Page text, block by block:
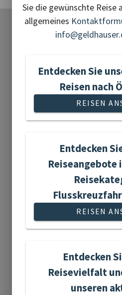
20 Reisen
Sie die gewünschte Reise
allgemeines
Entdecken Sie
Reisen nach
REISEN
Entdecken
Reiseangebote
REISEN
Entdecken
Reisevielfalt
unseren